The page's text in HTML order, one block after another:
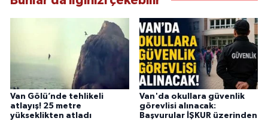
bilgilendirmektedir.
Van Gölü’nde tehlikeli
atlayış! 25 metre
yükseklikten atladı
Van'da okullara güvenlik
görevlisi alınacak:
Başvurular İŞKUR üzerinden